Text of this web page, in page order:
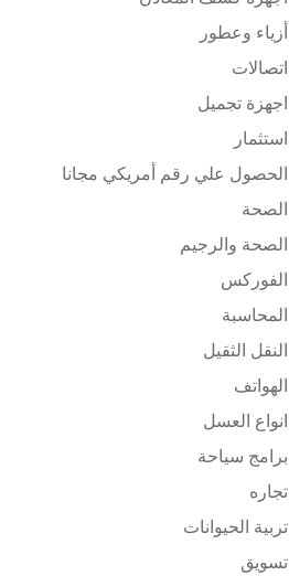
أزياء وعطور
اتصالات
اجهزة تجميل
استثمار
الحصول علي رقم أمريكي مجانا
الصحة
الصحة والرجيم
الفوركس
المحاسبة
النقل الثقيل
الهواتف
انواع العسل
برامج سياحة
تجاره
تربية الحيوانات
تسويق